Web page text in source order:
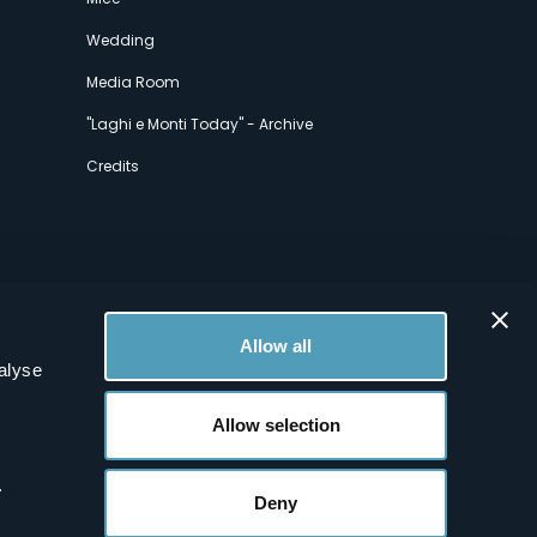
Allow all
Allow selection
Deny
Wedding
Media Room
"Laghi e Monti Today" - Archive
Credits